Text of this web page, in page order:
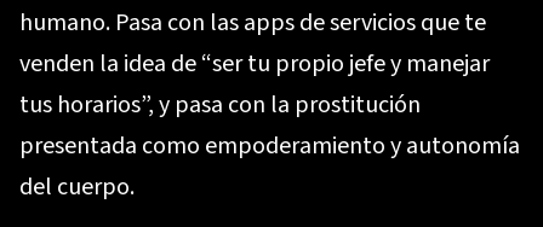
humano. Pasa con las apps de servicios que te
venden la idea de “ser tu propio jefe y manejar
tus horarios”, y pasa con la prostitución
presentada como empoderamiento y autonomía
del cuerpo.